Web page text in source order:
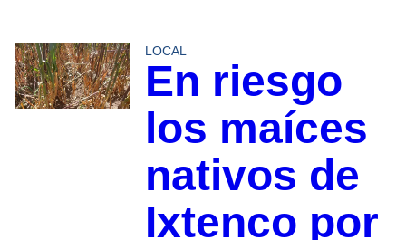
LOCAL
En riesgo
los maíces
nativos de
Ixtenco por